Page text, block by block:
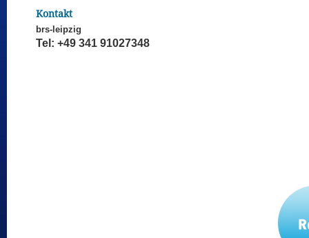
Kontakt
brs-leipzig
Tel: +49 341 91027348